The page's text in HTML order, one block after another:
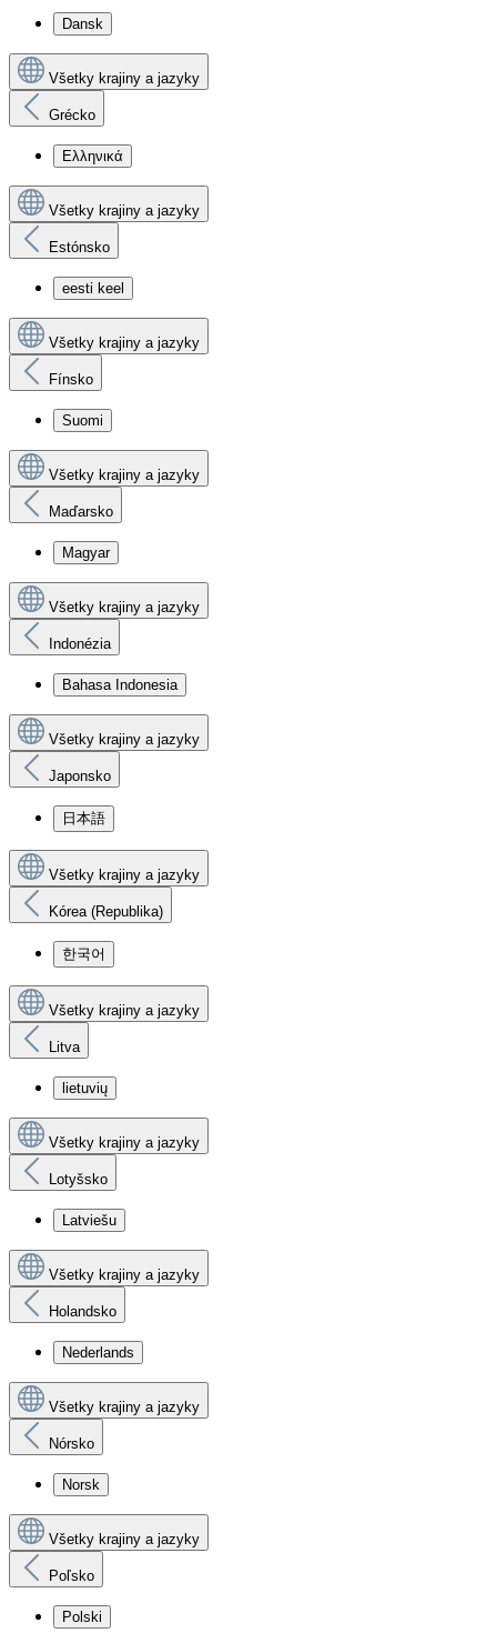
Dansk
Všetky krajiny a jazyky
Grécko
Ελληνικά
Všetky krajiny a jazyky
Estónsko
eesti keel
Všetky krajiny a jazyky
Fínsko
Suomi
Všetky krajiny a jazyky
Maďarsko
Magyar
Všetky krajiny a jazyky
Indonézia
Bahasa Indonesia
Všetky krajiny a jazyky
Japonsko
日本語
Všetky krajiny a jazyky
Kórea (Republika)
한국어
Všetky krajiny a jazyky
Litva
lietuvių
Všetky krajiny a jazyky
Lotyšsko
Latviešu
Všetky krajiny a jazyky
Holandsko
Nederlands
Všetky krajiny a jazyky
Nórsko
Norsk
Všetky krajiny a jazyky
Poľsko
Polski